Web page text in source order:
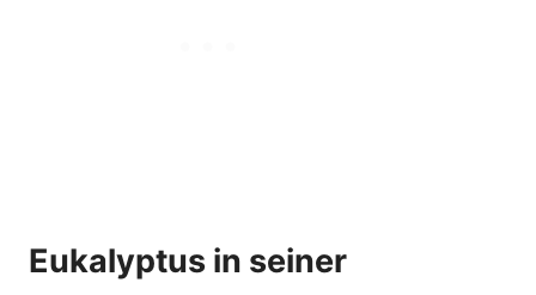
Eukalyptus in seiner